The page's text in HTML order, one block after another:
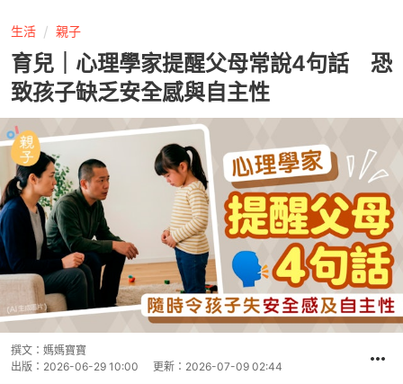
生活 親子
育兒｜心理學家提醒父母常說4句話 恐
致孩子缺乏安全感與自主性
撰文： 媽媽寶寶
出版： 2026-06-29 10:00 更新： 2026-07-09 02:44